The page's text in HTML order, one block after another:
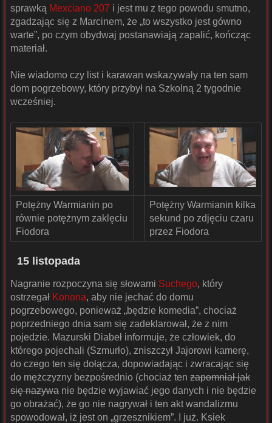
sprawką Mexciano 207 i jest mu z tego powodu smutno,
zgadzając się z Marcinem, że „to wszystko jest gówno
warte”, po czym obydwaj postanawiają zapalić, kończąc
materiał.
Nie wiadomo czy list i karawan wskazywały na ten sam
dom pogrzebowy, który przybył na Szkolną 2 tygodnie
wcześniej.
Potężny Warmianin po
równie potężnym zaklęciu
Fiodora
Potężny Warmianin kilka
sekund po zdjęciu czaru
przez Fiodora
15 listopada
Nagranie rozpoczyna się słowami Suchego, który
ostrzegał Konona, aby nie jechać do domu
pogrzebowego, ponieważ „będzie komedia”, chociaż
poprzedniego dnia sam się zadeklarował, że z nim
pojedzie. Mazurski Diabeł informuje, że człowiek, do
którego pojechali (Szmurło), zniszczył Jajorowi kamerę,
do czego ten się dołącza, dopowiadając i zwracając się
do mężczyzny bezpośrednio (chociaż ten zapomniał jak
się nazywa nie będzie wyjawiać jego danych i nie będzie
go obrażać), że go nie nagrywał i ten akt wandalizmu
spowodował, iż jest on „grzesznikiem”. I już. Ksiek